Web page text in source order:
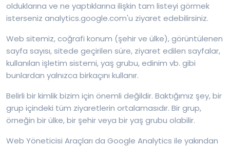
olduklarına ve ne yaptıklarına ilişkin tam listeyi görmek
isterseniz analytics.google.com'u ziyaret edebilirsiniz.
Web sitemiz, coğrafi konum (şehir ve ülke), görüntülenen
sayfa sayısı, sitede geçirilen süre, ziyaret edilen sayfalar,
kullanılan işletim sistemi, yaş grubu, edinim vb. gibi
bunlardan yalnızca birkaçını kullanır.
Belirli bir kimlik bizim için önemli değildir. Baktığımız şey, bir
grup içindeki tüm ziyaretlerin ortalamasıdır. Bir grup,
örneğin bir ülke, bir şehir veya bir yaş grubu olabilir.
Web Yöneticisi Araçları da Google Analytics ile yakından